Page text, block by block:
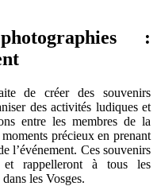
:
de créer des souvenirs
des activités ludiques et
entre les membres de la
précieux en prenant
l’événement. Ces souvenirs
et rappelleront à tous les
les Vosges.